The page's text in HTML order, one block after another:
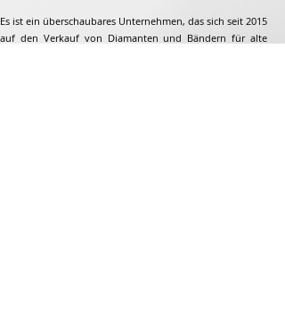
Es ist ein überschaubares Unternehmen, das sich seit 2015
auf den Verkauf von Diamanten und Bändern für alte